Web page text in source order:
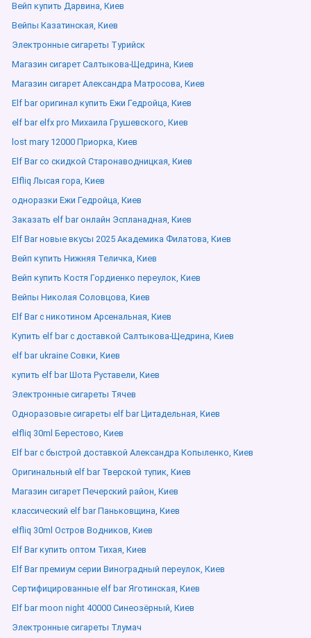
Вейп купить Дарвина, Киев
Вейпы Казатинская, Киев
Электронные сигареты Турийск
Магазин сигарет Салтыкова-Щедрина, Киев
Магазин сигарет Александра Матросова, Киев
Elf bar оригинал купить Ежи Гедройца, Киев
elf bar elfx pro Михаила Грушевского, Киев
lost mary 12000 Приорка, Киев
Elf Bar со скидкой Старонаводницкая, Киев
Elfliq Лысая гора, Киев
одноразки Ежи Гедройца, Киев
Заказать elf bar онлайн Эспланадная, Киев
Elf Bar новые вкусы 2025 Академика Филатова, Киев
Вейп купить Нижняя Теличка, Киев
Вейп купить Костя Гордиенко переулок, Киев
Вейпы Николая Соловцова, Киев
Elf Bar с никотином Арсенальная, Киев
Купить elf bar с доставкой Салтыкова-Щедрина, Киев
elf bar ukraine Совки, Киев
купить elf bar Шота Руставели, Киев
Электронные сигареты Тячев
Одноразовые сигареты elf bar Цитадельная, Киев
elfliq 30ml Берестово, Киев
Elf bar с быстрой доставкой Александра Копыленко, Киев
Оригинальный elf bar Тверской тупик, Киев
Магазин сигарет Печерский район, Киев
классический elf bar Паньковщина, Киев
elfliq 30ml Остров Водников, Киев
Elf Bar купить оптом Тихая, Киев
Elf Bar премиум серии Виноградный переулок, Киев
Сертифицированные elf bar Яготинская, Киев
Elf bar moon night 40000 Синеозёрный, Киев
Электронные сигареты Тлумач